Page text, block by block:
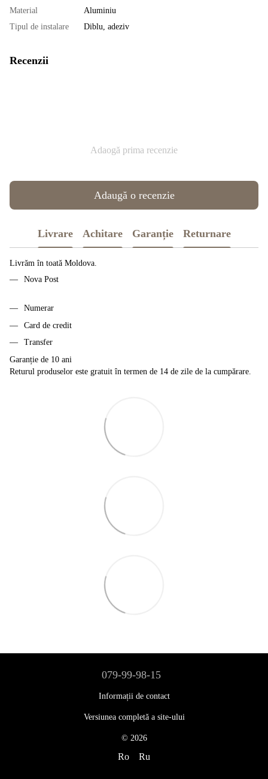
Material
Aluminiu
Tipul de instalare
Diblu, adeziv
Recenzii
Adaogă prima recenzie
Adaugă o recenzie
Livrare Achitare Garanție Returnare
Livrăm în toată Moldova.
Nova Post
Numerar
Card de credit
Transfer
Garanție de 10 ani
Returul produselor este gratuit în termen de 14 de zile de la cumpărare.
079-99-98-15
Informații de contact
Versiunea completă a site-ului
© 2026
Ro Ru